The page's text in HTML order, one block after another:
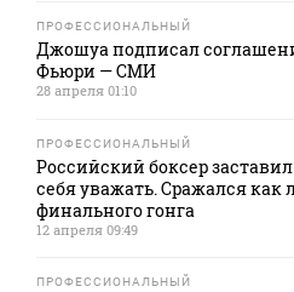
ПРОФЕССИОНАЛЬНЫЙ
Джошуа подписал
Фьюри — СМИ
28 апреля 01:10
ПРОФЕССИОНАЛЬНЫЙ
Российский боксер
себя уважать. Сражался как
финального гонга
12 апреля 09:49
ПРОФЕССИОНАЛЬНЫЙ